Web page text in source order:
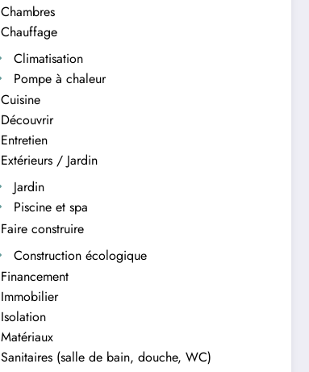
Chambres
Chauffage
Climatisation
Pompe à chaleur
Cuisine
Découvrir
Entretien
Extérieurs / Jardin
Jardin
Piscine et spa
Faire construire
Construction écologique
Financement
Immobilier
Isolation
Matériaux
Sanitaires (salle de bain, douche, WC)